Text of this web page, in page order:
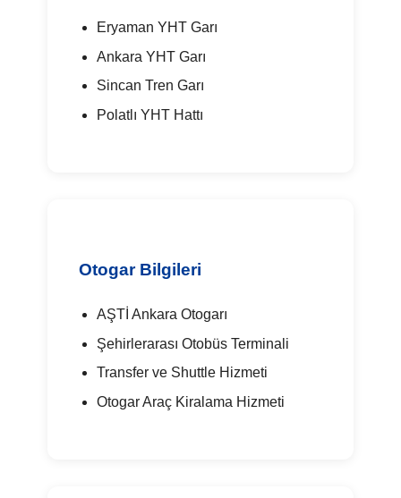
Eryaman YHT Garı
Ankara YHT Garı
Sincan Tren Garı
Polatlı YHT Hattı
Otogar Bilgileri
AŞTİ Ankara Otogarı
Şehirlerarası Otobüs Terminali
Transfer ve Shuttle Hizmeti
Otogar Araç Kiralama Hizmeti